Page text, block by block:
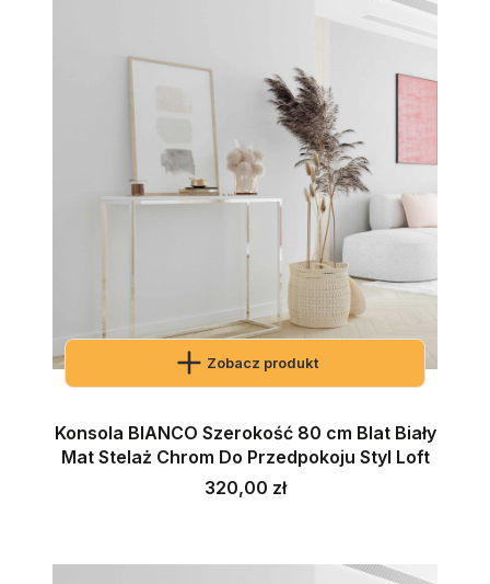
Zobacz produkt
Konsola BIANCO Szerokość 80 cm Blat Biały
Mat Stelaż Chrom Do Przedpokoju Styl Loft
Cena
320,00 zł